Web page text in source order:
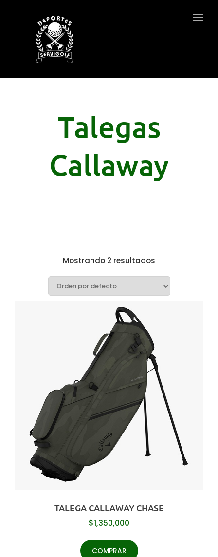
Talegas
Callaway
Mostrando 2 resultados
TALEGA CALLAWAY CHASE
$1,350,000
COMPRAR